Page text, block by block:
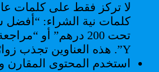
لا تركز فقط على كلمات
كلمات نية الشراء:
Y”. هذه العناوين تجذب زوارًا مستعدين للشراء.
استخدم المحتوى المقارن